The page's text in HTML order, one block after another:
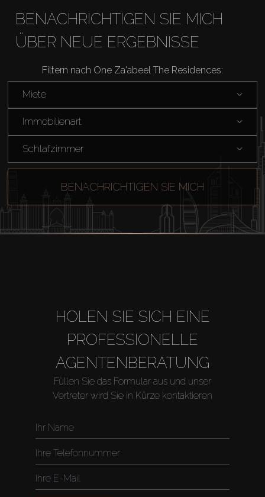
Agenten
About Us
BENACHRICHTIGEN SIE MICH
ÜBER NEUE ERGEBNISSE
Filtern nach One Za'abeel The Residences:
Miete
Immobilienart
Schlafzimmer
BENACHRICHTIGEN SIE MICH
HOLEN SIE SICH EINE
PROFESSIONELLE
AGENTENBERATUNG
Füllen Sie das Formular aus und unser
Vertreter wird Sie in Kürze kontaktieren